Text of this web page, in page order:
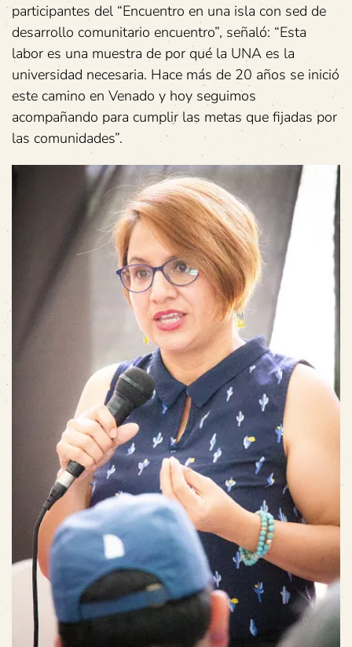
participantes del “Encuentro en una isla con sed de
desarrollo comunitario encuentro”, señaló: “Esta
labor es una muestra de por qué la UNA es la
universidad necesaria. Hace más de 20 años se inició
este camino en Venado y hoy seguimos
acompañando para cumplir las metas que fijadas por
las comunidades”.